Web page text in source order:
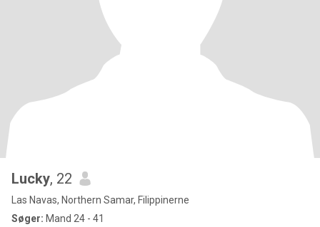
Lucky, 22
Las Navas, Northern Samar, Filippinerne
Søger: Mand 24 - 41